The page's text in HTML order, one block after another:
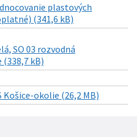
plastových
(341,6 kB)
SO 03 rozvodná
kB)
Košice-okolie (26,2 MB)